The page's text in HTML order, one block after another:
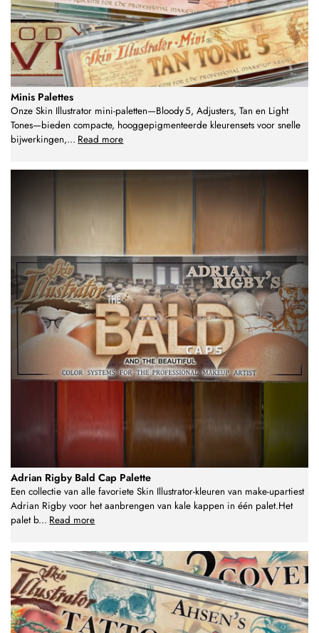
Minis Palettes
Onze Skin Illustrator mini-paletten—Bloody 5, Adjusters, Tan en Light
Tones—bieden compacte, hooggepigmenteerde kleurensets voor snelle
bijwerkingen,... Read more
Adrian Rigby Bald Cap Palette
Een collectie van alle favoriete Skin Illustrator-kleuren van make-upartiest
Adrian Rigby voor het aanbrengen van kale kappen in één palet.Het
palet b... Read more